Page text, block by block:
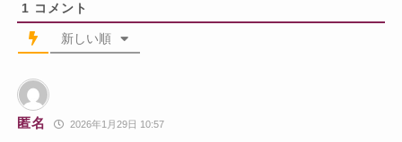
1 コメント
新しい順
匿名 2026年1月29日 10:57